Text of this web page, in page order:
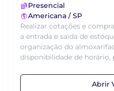
Presencial
Americana / SP
Realizar cotações e
a entrada e saída de
organização do
disponibilidade de horário,
Abrir